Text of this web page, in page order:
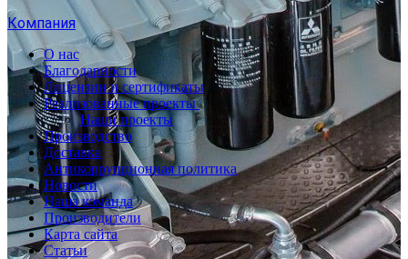
Компания
О нас
Благодарности
Лицензии и сертификаты
Реализованные проекты
Наши проекты
Производство
Доставка
Антикоррупционная политика
Новости
Наша команда
Производители
Карта сайта
Статьи